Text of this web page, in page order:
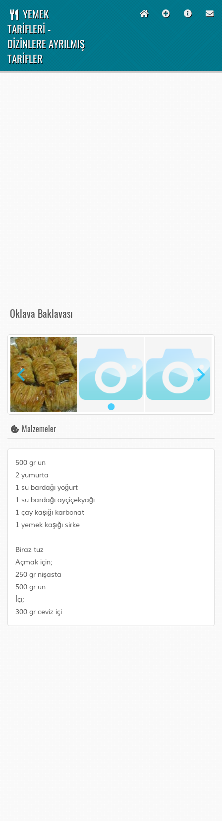
YEMEK
TARİFLERİ -
DİZİNLERE AYRILMIŞ
TARİFLER
Oklava Baklavası
Malzemeler
500 gr un
2 yumurta
1 su bardağı yoğurt
1 su bardağı ayçiçekyağı
1 çay kaşığı karbonat
1 yemek kaşığı sirke
Biraz tuz
Açmak için;
250 gr nişasta
500 gr un
İçi;
300 gr ceviz içi